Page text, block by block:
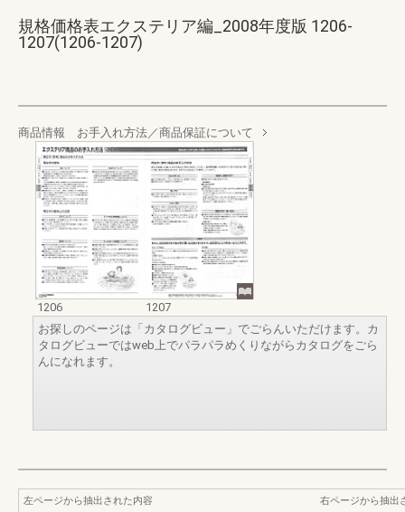
規格価格表エクステリア編_2008年度版 1206-
1207(1206-1207)
商品情報 お手入れ方法／商品保証について
1206
1207
お探しのページは「カタログビュー」でごらんいただけます。カ
タログビューではweb上でパラパラめくりながらカタログをごら
んになれます。
左ページから抽出された内容
右ページから抽出